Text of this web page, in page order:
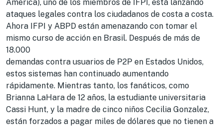
America), uno de los miembros de IFPI, está lanzando
ataques legales contra los ciudadanos de costa a costa.
Ahora IFPI y ABPD están amenazando con tomar el
mismo curso de acción en Brasil. Después de más de
18.000
demandas contra usuarios de P2P en Estados Unidos,
estos sistemas han continuado aumentando
rápidamente. Mientras tanto, los fanáticos, como
Brianna LaHara de 12 años, la estudiante universitaria
Cassi Hunt, y la madre de cinco niños Cecilia Gonzalez,
están forzados a pagar miles de dólares que no tienen a